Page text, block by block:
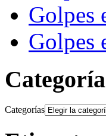
Golpes
Golpes
Categorías